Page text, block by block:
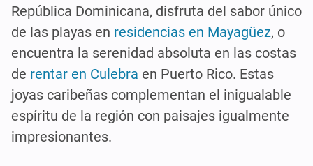
República Dominicana, disfruta del sabor único
de las playas en residencias en Mayagüez, o
encuentra la serenidad absoluta en las costas
de rentar en Culebra en Puerto Rico. Estas
joyas caribeñas complementan el inigualable
espíritu de la región con paisajes igualmente
impresionantes.